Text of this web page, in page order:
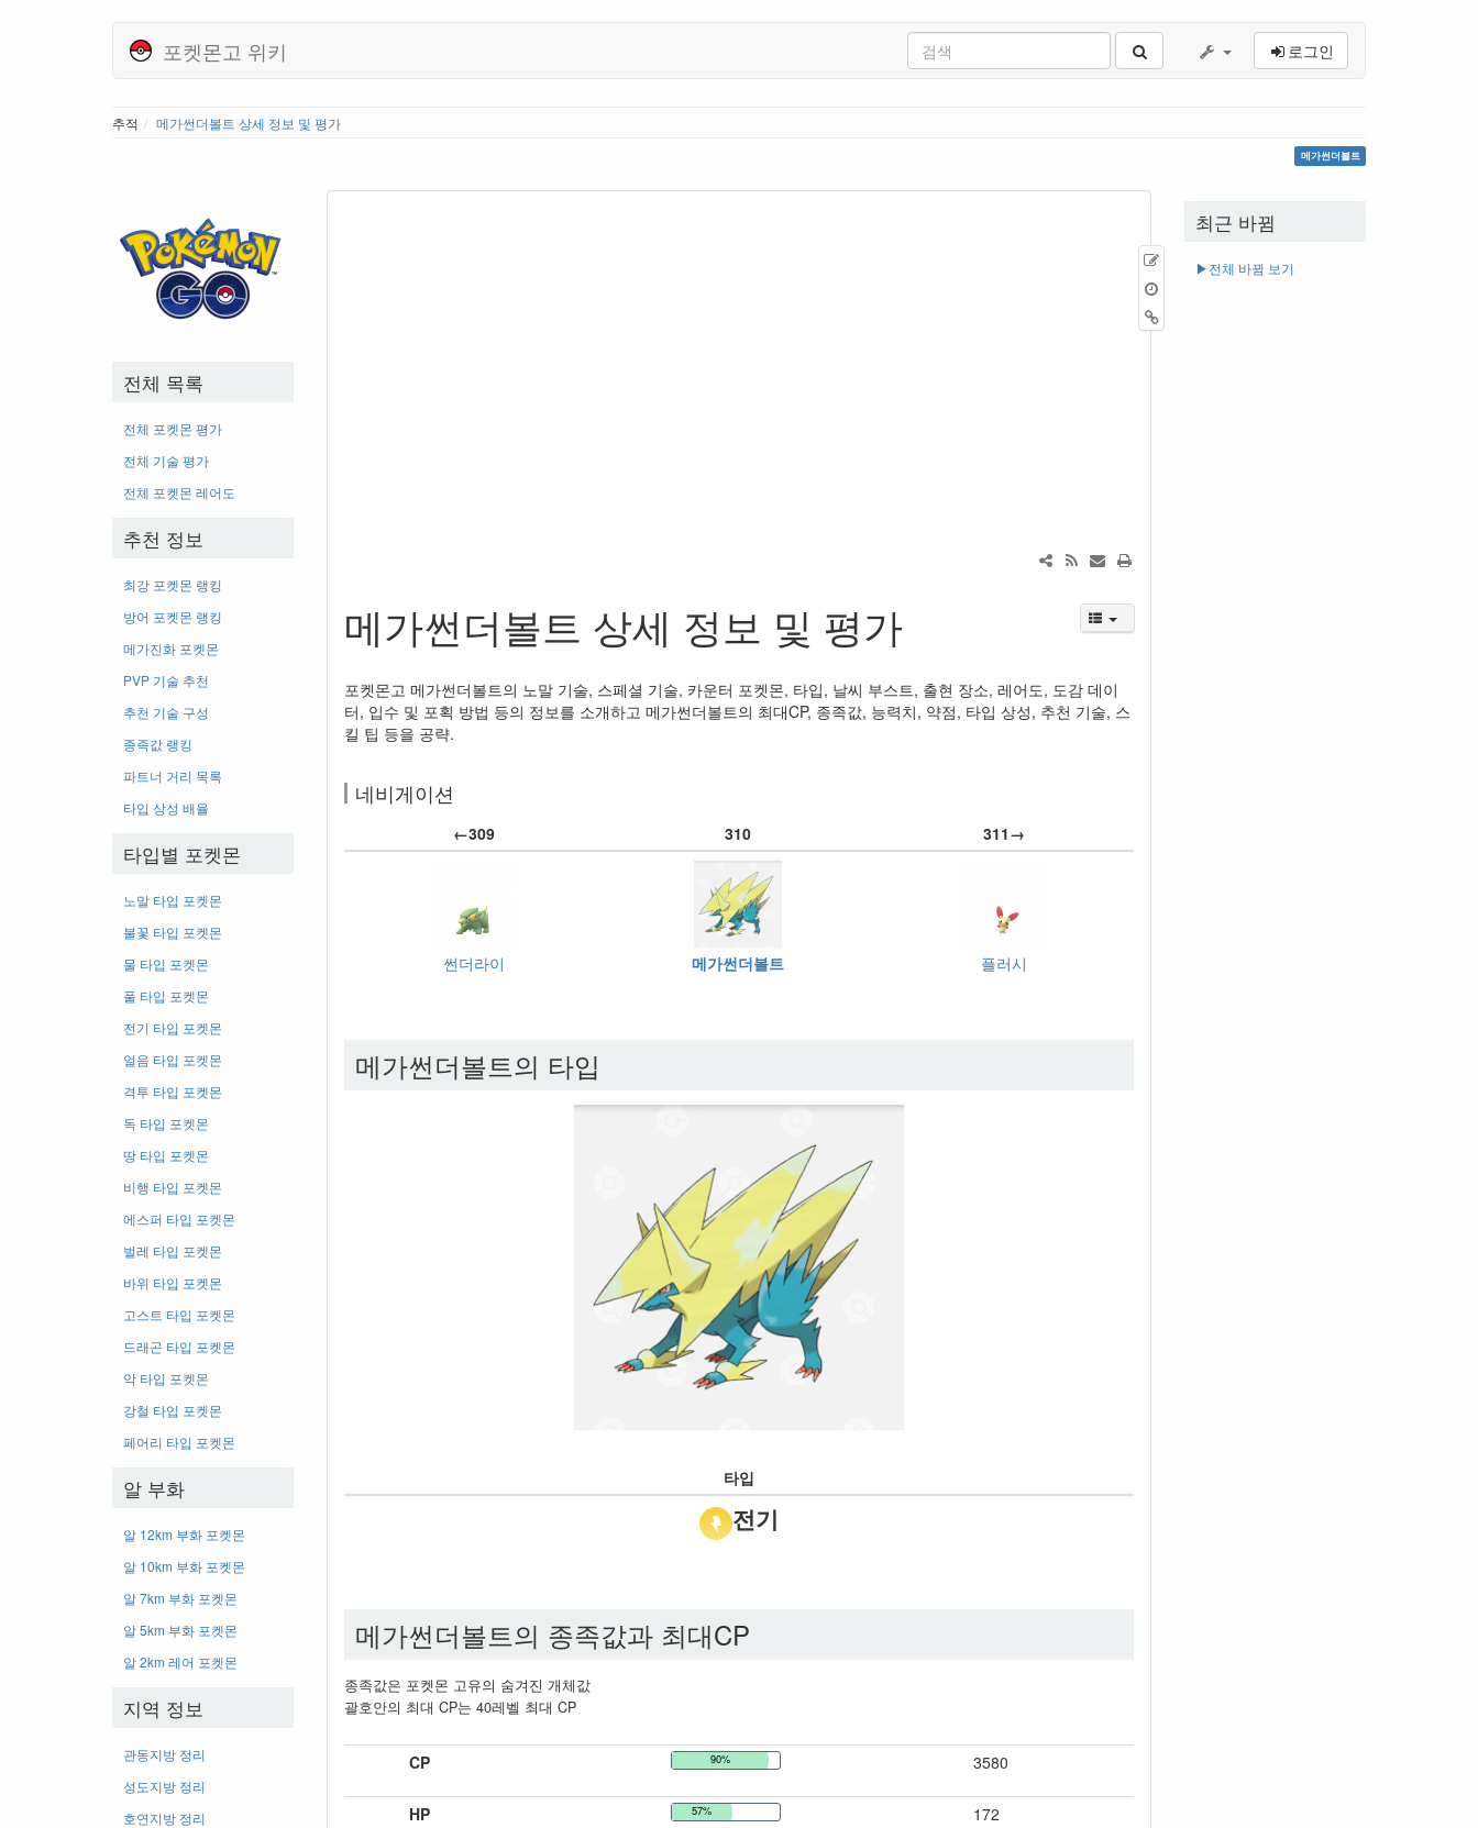
포켓몬고 위키 로그인
추적 메가썬더볼트 상세 정보 및 평가
메가썬더볼트
전체 목록
전체 포켓몬 평가
전체 기술 평가
전체 포켓몬 레어도
추천 정보
최강 포켓몬 랭킹
방어 포켓몬 랭킹
메가진화 포켓몬
PVP 기술 추천
추천 기술 구성
종족값 랭킹
파트너 거리 목록
타입 상성 배율
타입별 포켓몬
노말 타입 포켓몬
불꽃 타입 포켓몬
물 타입 포켓몬
풀 타입 포켓몬
전기 타입 포켓몬
얼음 타입 포켓몬
격투 타입 포켓몬
독 타입 포켓몬
땅 타입 포켓몬
비행 타입 포켓몬
에스퍼 타입 포켓몬
벌레 타입 포켓몬
바위 타입 포켓몬
고스트 타입 포켓몬
드래곤 타입 포켓몬
악 타입 포켓몬
강철 타입 포켓몬
페어리 타입 포켓몬
알 부화
알 12km 부화 포켓몬
알 10km 부화 포켓몬
알 7km 부화 포켓몬
알 5km 부화 포켓몬
알 2km 레어 포켓몬
지역 정보
관동지방 정리
성도지방 정리
호연지방 정리
기판링
메가썬더볼트 상세 정보 및 평가
포켓몬고 메가썬더볼트의 노말 기술, 스페셜 기술, 카운터 포켓몬, 타입, 날씨 부스트, 출현 장소, 레어도, 도감 데이
터, 입수 및 포획 방법 등의 정보를 소개하고 메가썬더볼트의 최대CP, 종족값, 능력치, 약점, 타입 상성, 추천 기술, 스
킬 팁 등을 공략.
네비게이션
←309 310 311→
썬더라이 메가썬더볼트 플러시
메가썬더볼트의 타입
타입
전기
메가썬더볼트의 종족값과 최대CP
종족값은 포켓몬 고유의 숨겨진 개체값
괄호안의 최대 CP는 40레벨 최대 CP
CP 90% 3580
HP 57% 172
최근 바뀜
▶︎전체 바뀜 보기